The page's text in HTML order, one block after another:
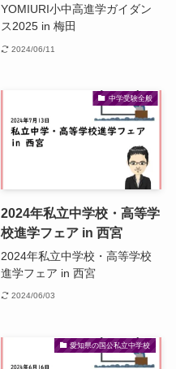
YOMIURI小中高進学ガイダン
ス2025 in 梅田
2024/06/11
中学受験全般
2024年私立中学校・高等学
校進学フェア in 西宮
2024年私立中学校・高等学校
進学フェア in 西宮
2024/06/03
愛知県の国公私立中学校